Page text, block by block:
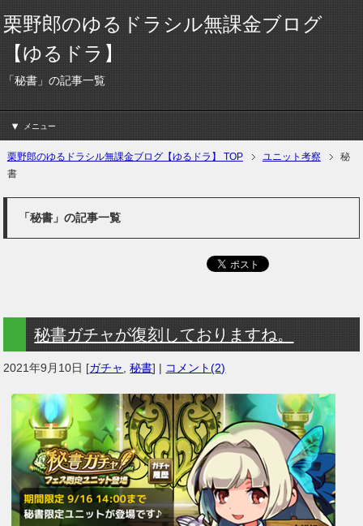
栗野郎のゆるドラシル無課金ブログ
【ゆるドラ】
「秘書」の記事一覧
メニュー
栗野郎のゆるドラシル無課金ブログ【ゆるドラ】 TOP ユニット考察
秘
書
「秘書」の記事一覧
秘書ガチャが復刻しておりますね。
2021年9月10日 [ガチャ ,秘書] | コメント(2)